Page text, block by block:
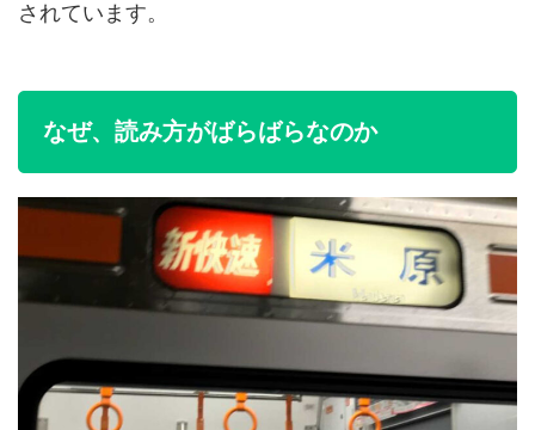
されています。
なぜ、読み方がばらばらなのか